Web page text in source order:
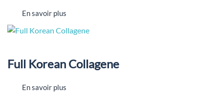
En savoir plus
Full Korean Collagene
En savoir plus